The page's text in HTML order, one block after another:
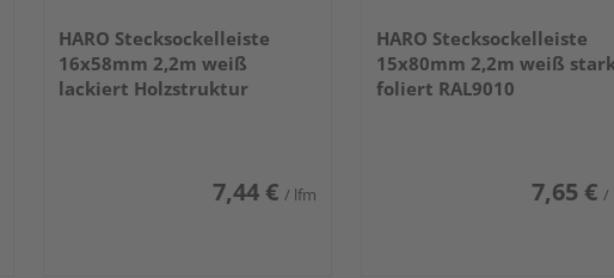
HARO Stecksockelleiste
16x58mm 2,2m weiß
lackiert Holzstruktur
7,44 € / lfm
HARO Stecksockelleiste
15x80mm 2,2m weiß
foliert RAL9010
7,65 € /